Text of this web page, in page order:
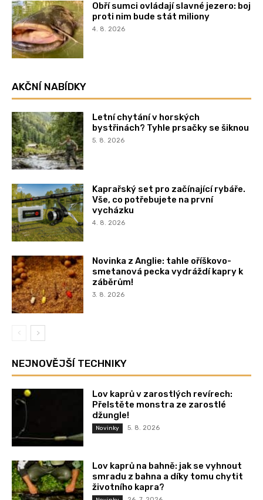
Obří sumci ovládají slavné jezero: boj
proti nim bude stát miliony
4. 8. 2026
AKČNÍ NABÍDKY
Letní chytání v horských
bystřinách? Tyhle prsačky se šiknou
5. 8. 2026
Kaprařský set pro začínající rybáře.
Vše, co potřebujete na první
vycházku
4. 8. 2026
Novinka z Anglie: tahle oříškovo-
smetanová pecka vydráždí kapry k
záběrům!
3. 8. 2026
NEJNOVĚJŠÍ TECHNIKY
Lov kaprů v zarostlých revírech:
Přelstěte monstra ze zarostlé
džungle!
Novinky 5. 8. 2026
Lov kaprů na bahně: jak se vyhnout
smradu z bahna a díky tomu chytit
životního kapra?